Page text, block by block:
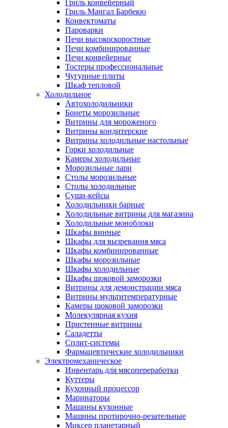
Гриль конвейерный
Гриль Мангал Барбекю
Конвектоматы
Пароварки
Печи высокоскоростные
Печи комбинированные
Печи конвейерные
Тостеры профессиональные
Чугунные плиты
Шкаф тепловой
Холодильное
Автохолодильники
Бонеты морозильные
Витрины для мороженого
Витрины кондитерские
Витрины холодильные настольные
Горки холодильные
Камеры холодильные
Морозильные лари
Столы морозильные
Столы холодильные
Суши-кейсы
Холодильники барные
Холодильные витрины для магазина
Холодильные моноблоки
Шкафы винные
Шкафы для вызревания мяса
Шкафы комбинированные
Шкафы морозильные
Шкафы холодильные
Шкафы шоковой заморозки
Витрины для демонстрации мяса
Витрины мультитемпературные
Камеры шоковой заморозки
Молекулярная кухня
Пристенные витрины
Саладетты
Сплит-системы
Фармацевтические холодильники
Электромеханическое
Инвентарь для мясопереработки
Куттеры
Кухонный процессор
Маринаторы
Машины кухонные
Машины протирочно-резательные
Миксер планетарный